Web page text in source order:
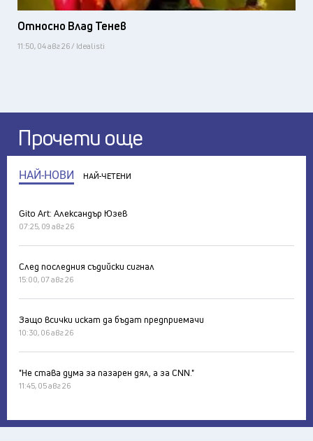
Относно Влад Тенев
11:50, 04 авг 26 / Idealisti
Прочети още
НАЙ-НОВИ НАЙ-ЧЕТЕНИ
Gito Art: Александър Юзев
07:25, 09 авг 26
След последния съдийски сигнал
15:00, 07 авг 26
Защо всички искат да бъдат предприемачи
10:30, 06 авг 26
"Не става дума за пазарен дял, а за CNN."
11:45, 05 авг 26